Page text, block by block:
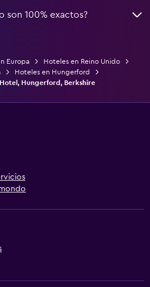
son 100% exactos?
Europa
Hoteles en Reino Unido
Hoteles en Hungerford
Hungerford, Berkshire